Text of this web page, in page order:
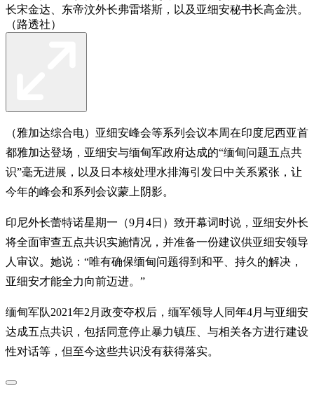
长宋金达、东帝汶外长弗雷塔斯，以及亚细安秘书长高金洪。
（路透社）
（雅加达综合电）亚细安峰会等系列会议本周在印度尼西亚首
都雅加达登场，亚细安与缅甸军政府达成的“缅甸问题五点共
识”毫无进展，以及日本核处理水排海引发日中关系紧张，让
今年的峰会和系列会议蒙上阴影。
印尼外长蕾特诺星期一（9月4日）致开幕词时说，亚细安外长
将全面审查五点共识实施情况，并准备一份建议供亚细安领导
人审议。她说：“唯有确保缅甸问题得到和平、持久的解决，
亚细安才能全力向前迈进。”
缅甸军队2021年2月政变夺权后，缅军领导人同年4月与亚细安
达成五点共识，包括同意停止暴力镇压、与相关各方进行建设
性对话等，但至今这些共识没有获得落实。